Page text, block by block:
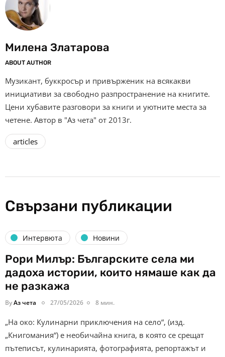
Милена Златарова
ABOUT AUTHOR
Музикант, буккросър и привърженик на всякакви
инициативи за свободно разпространение на книгите.
Цени хубавите разговори за книги и уютните места за
четене. Автор в "Аз чета" от 2013г.
articles
Свързани публикации
Интервюта Новини
Рори Милър: Българските села ми
дадоха истории, които нямаше как да
не разкажа
ByАз чета 27/05/2026 8 мин.
„На око: Кулинарни приключения на село“, (изд.
„Книгомания“) е необичайна книга, в която се срещат
пътеписът, кулинарията, фотографията, репортажът и